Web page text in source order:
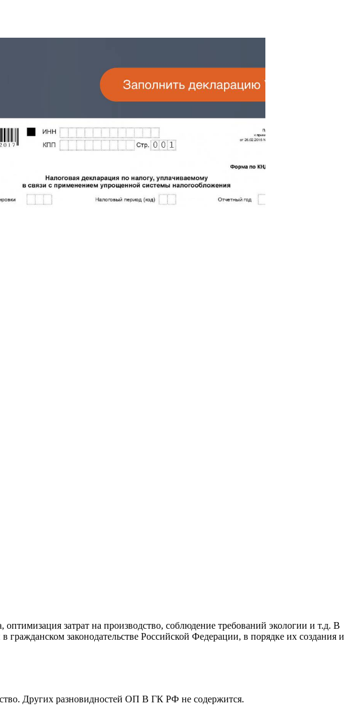
затрат на производство, соблюдение требований экологии и т.д. В
гражданском законодательстве Российской Федерации, в порядке их создания и
Других разновидностей ОП В ГК РФ не содержится.